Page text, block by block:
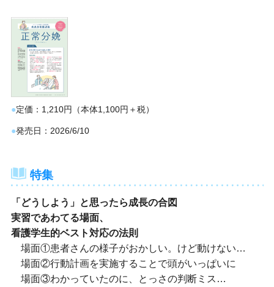
定価 1,210円（本体1,100円＋税）
発売日 2026/6/10
特集
「どうしよう」と思ったら成長の合図
実習であわてる場面、
看護学生的ベスト対応の法則
場面①患者さんの様子がおかしい。けど動けない…
場面②行動計画を実施することで頭がいっぱいに
場面③わかっていたのに、とっさの判断ミス…